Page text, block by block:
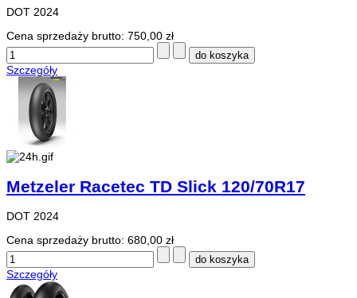
DOT 2024
Cena sprzedaży brutto: 750,00 zł
Szczegóły
Metzeler Racetec TD Slick 120/70R17
DOT 2024
Cena sprzedaży brutto: 680,00 zł
Szczegóły